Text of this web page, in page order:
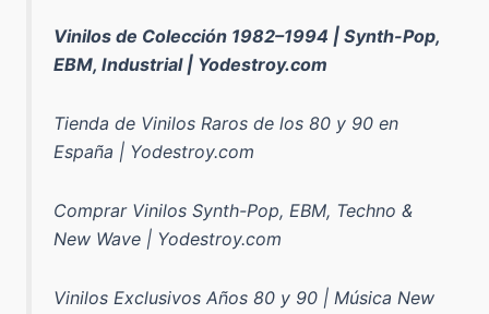
Vinilos de Colección 1982–1994 | Synth-Pop,
EBM, Industrial | Yodestroy.com
Tienda de Vinilos Raros de los 80 y 90 en
España | Yodestroy.com
Comprar Vinilos Synth-Pop, EBM, Techno &
New Wave | Yodestroy.com
Vinilos Exclusivos Años 80 y 90 | Música New